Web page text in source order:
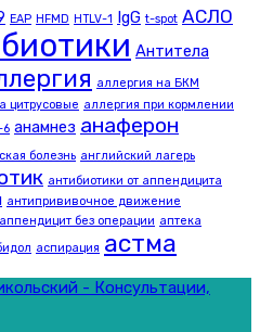
EAP HFMD HTLV-1 IgG t-spot АСЛО
Антитела
аллергия на БКМ
цитрусовые аллергия при кормлении
6 анамнез анаферон
болезнь английский лагерь
антибиотики от аппендицита
антипрививочное движение
аппендицит без операции аптека
аспирация астма